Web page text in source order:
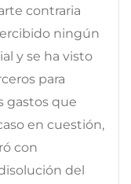
contraria
ningún
y se ha visto
para
gastos que
en cuestión,
con
del